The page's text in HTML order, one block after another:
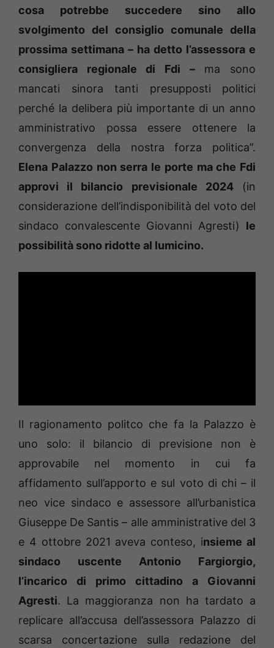
cosa potrebbe succedere sino allo
svolgimento del consiglio comunale della
prossima settimana – ha detto l’assessora e
consigliera regionale di Fdi –ma sono
mancati sinora tanti presupposti politici
perché la delibera più importante di un anno
amministrativo possa essere ottenere la
convergenza della nostra forza politica”.
Elena Palazzo non serra le porte ma che Fdi
approvi il bilancio previsionale 2024(in
considerazione dell’indisponibilità del voto del
sindaco convalescente Giovanni Agresti) le
possibilità sono ridotte al lumicino.
Il ragionamento politco che fa la Palazzo è
uno solo: il bilancio di previsione non è
approvabile nel momento in cui fa
affidamento sull’apporto e sul voto di chi – il
neo vice sindaco e assessore all’urbanistica
Giuseppe De Santis – alle amministrative del 3
e 4 ottobre 2021 aveva conteso, insieme al
sindaco uscente Antonio Fargiorgio,
l’incarico di primo cittadino a Giovanni
Agresti. La maggioranza non ha tardato a
replicare all’accusa dell’assessora Palazzo di
scarsa concertazione sulla redazione del